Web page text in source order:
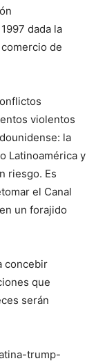
dada la
de
violentos
la
Latinoamérica y
riesgo. Es
el Canal
un forajido
concebir
que
serán
trump-